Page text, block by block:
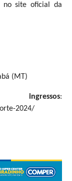
no site oficial da
(MT)
:
2024/